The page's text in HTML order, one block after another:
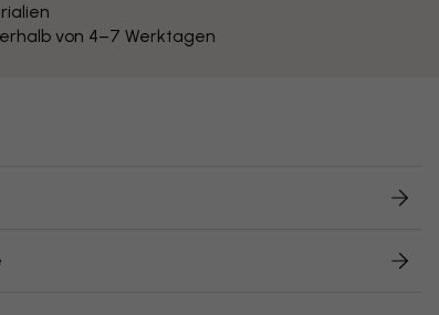
von 4–7 Werktagen